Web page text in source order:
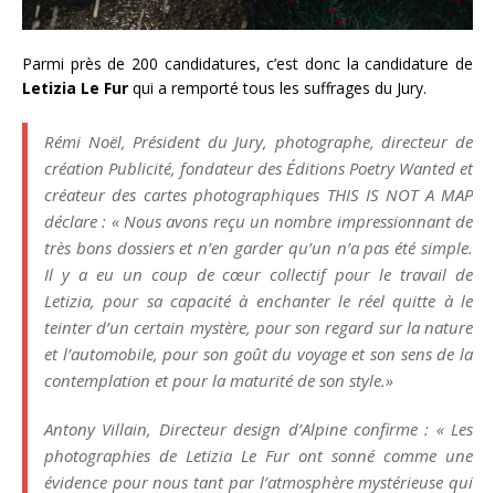
Parmi près de 200 candidatures, c’est donc la candidature de
Letizia Le Fur qui a remporté tous les suffrages du Jury.
Rémi Noël, Président du Jury, photographe, directeur de
création Publicité, fondateur des Éditions Poetry Wanted et
créateur des cartes photographiques THIS IS NOT A MAP
déclare : « Nous avons reçu un nombre impressionnant de
très bons dossiers et n’en garder qu’un n’a pas été simple.
Il y a eu un coup de cœur collectif pour le travail de
Letizia, pour sa capacité à enchanter le réel quitte à le
teinter d’un certain mystère, pour son regard sur la nature
et l’automobile, pour son goût du voyage et son sens de la
contemplation et pour la maturité de son style.»
Antony Villain, Directeur design d’Alpine confirme : « Les
photographies de Letizia Le Fur ont sonné comme une
évidence pour nous tant par l’atmosphère mystérieuse qui